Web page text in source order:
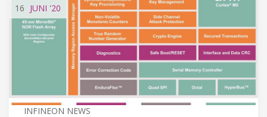
16 JUNI '20
INFINEON NEWS